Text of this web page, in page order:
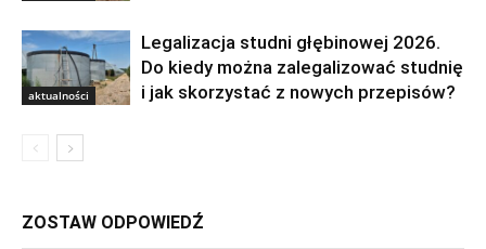
aktualności
Legalizacja studni głębinowej 2026.
Do kiedy można zalegalizować studnię
i jak skorzystać z nowych przepisów?
ZOSTAW ODPOWIEDŹ